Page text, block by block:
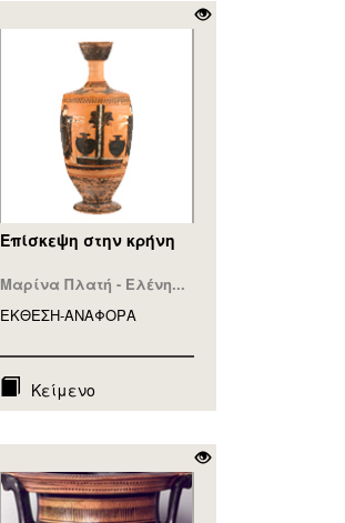
Επίσκεψη στην κρήνη
Μαρίνα Πλατή - Ελένη...
ΕΚΘΕΣΗ-ΑΝΑΦΟΡA
Κείμενο